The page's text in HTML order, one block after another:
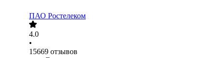
ПАО Ростелеком
4.0
•
15669 отзывов